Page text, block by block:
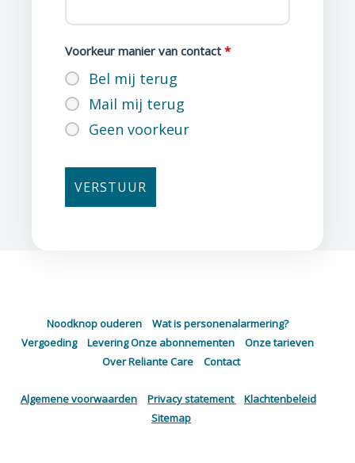
Voorkeur manier van contact *
Bel mij terug
Mail mij terug
Geen voorkeur
Noodknop ouderen– Wat is personenalarmering?–
Vergoeding– LeveringOnze abonnementen– Onze tarieven–
Over Reliante Care
Contact
Algemene voorwaarden Privacy statement Klachtenbeleid
Sitemap